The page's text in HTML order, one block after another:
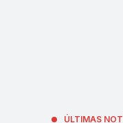
ÚLTIMAS